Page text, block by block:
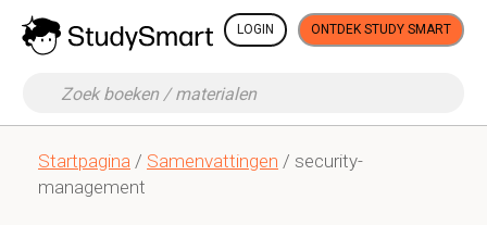
LOGIN ONTDEK STUDY SMART
Startpagina / Samenvattingen / security-
management